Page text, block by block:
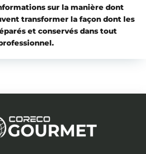
sur la manière dont
transformer la façon dont les
et conservés dans tout